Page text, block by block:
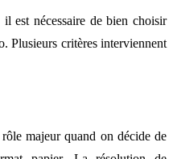
est nécessaire de bien choisir
Plusieurs critères interviennent
majeur quand on décide de